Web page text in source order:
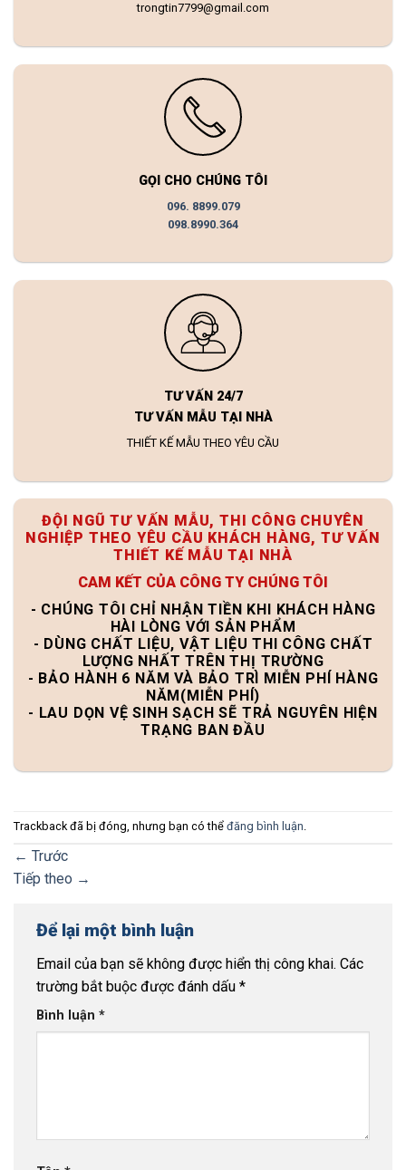
trongtin7799@gmail.com
GỌI CHO CHÚNG TÔI
096. 8899.079
098.8990.364
TƯ VẤN 24/7
TƯ VẤN MẪU TẠI NHÀ
THIẾT KẾ MẪU THEO YÊU CẦU
ĐỘI NGŨ TƯ VẤN MẪU, THI CÔNG CHUYÊN
NGHIỆP THEO YÊU CẦU KHÁCH HÀNG, TƯ VẤN
THIẾT KẾ MẪU TẠI NHÀ
CAM KẾT CỦA CÔNG TY CHÚNG TÔI
- CHÚNG TÔI CHỈ NHẬN TIỀN KHI KHÁCH HÀNG
HÀI LÒNG VỚI SẢN PHẨM
- DÙNG CHẤT LIỆU, VẬT LIỆU THI CÔNG CHẤT
LƯỢNG NHẤT TRÊN THỊ TRƯỜNG
- BẢO HÀNH 6 NĂM VÀ BẢO TRÌ MIỄN PHÍ HÀNG
NĂM(MIỄN PHÍ)
- LAU DỌN VỆ SINH SẠCH SẼ TRẢ NGUYÊN HIỆN
TRẠNG BAN ĐẦU
Trackback đã bị đóng, nhưng bạn có thể đăng bình luận.
← Trước
Tiếp theo →
Để lại một bình luận
Email của bạn sẽ không được hiển thị công khai. Các
trường bắt buộc được đánh dấu *
Bình luận *